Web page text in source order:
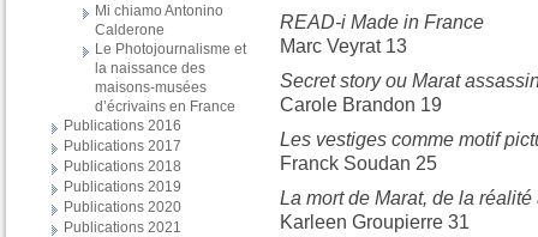
Mi chiamo Antonino
Calderone
Le Photojournalisme et
la naissance des
maisons-musées
d’écrivains en France
Publications 2016
Publications 2017
Publications 2018
Publications 2019
Publications 2020
Publications 2021
READ-i Made in France
Marc Veyrat 13
Secret story ou Marat
Carole Brandon 19
Les vestiges comme motif
Franck Soudan 25
La mort de Marat, de la
Karleen Groupierre 31